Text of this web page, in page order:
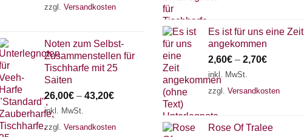
zzgl. Versandkosten
Noten zum Selbst-
Zusammenstellen für
Tischharfe mit 25
Saiten
26,00€ – 43,20€
inkl. MwSt.
zzgl. Versandkosten
Es ist für uns eine Zeit
angekommen
2,60€ – 2,70€
inkl. MwSt.
zzgl. Versandkosten
Rose Of Tralee